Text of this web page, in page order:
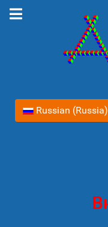
Выберите язык
Russian (Russia)